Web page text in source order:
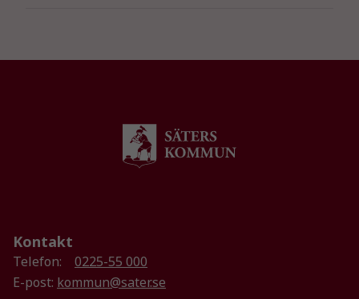
Kontakt
Telefon:
0225-55 000
E-post: kommun@sater.se